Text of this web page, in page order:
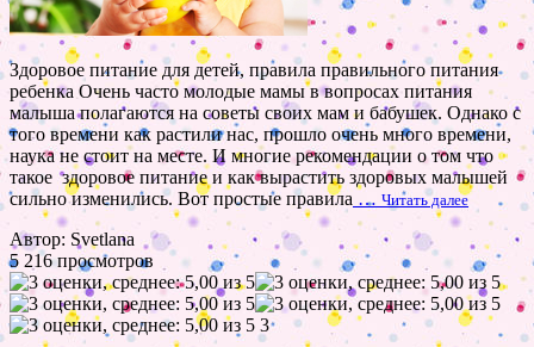
Здоровое питание для детей, правила правильного питания
ребенка Очень часто молодые мамы в вопросах питания
малыша полагаются на советы своих мам и бабушек. Однако с
того времени как растили нас, прошло очень много времени,
наука не стоит на месте. И многие рекомендации о том что
такое здоровое питание и как вырастить здоровых малышей
сильно изменились. Вот простые правила … Читать далее
Автор: Svetlana
5 216 просмотров
3